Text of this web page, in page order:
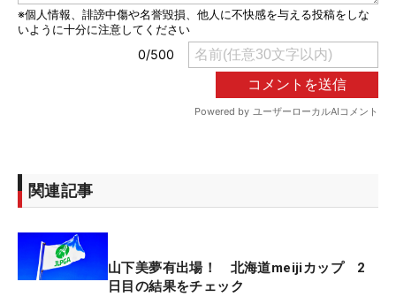
関連記事
山下美夢有出場！ 北海道meijiカップ 2
日目の結果をチェック